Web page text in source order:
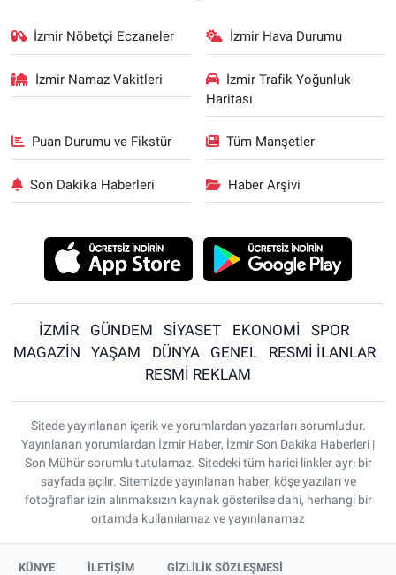
İzmir Nöbetçi Eczaneler İzmir Hava Durumu
İzmir Namaz Vakitleri
İzmir Trafik Yoğunluk
Haritası
Puan Durumu ve Fikstür Tüm Manşetler
Son Dakika Haberleri Haber Arşivi
İZMİR GÜNDEM SİYASET EKONOMİ
SPOR
MAGAZİN
YAŞAM DÜNYA GENEL
RESMİ İLANLAR
RESMİ REKLAM
Sitede yayınlanan içerik ve yorumlardan yazarları sorumludur.
Yayınlanan yorumlardan İzmir Haber, İzmir Son Dakika Haberleri |
Son Mühür sorumlu tutulamaz. Sitedeki tüm harici linkler ayrı bir
sayfada açılır. Sitemizde yayınlanan haber, köşe yazıları ve
fotoğraflar izin alınmaksızın kaynak gösterilse dahi, herhangi bir
ortamda kullanılamaz ve yayınlanamaz
KÜNYE İLETİŞİM GİZLİLİK SÖZLEŞMESİ